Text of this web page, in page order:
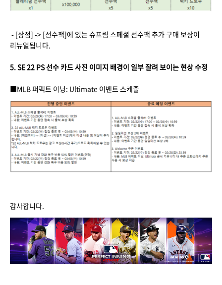
- [상점] -> [선수팩]에 있는 슈프림 스페셜 선수팩 추가 구매 보상이
리뉴얼됩니다.
5. SE 22 PS 선수 카드 사진 이미지 배경이 일부 잘려 보이는 현상 수정
■MLB 퍼펙트 이닝: Ultimate 이벤트 스케쥴
감사합니다.